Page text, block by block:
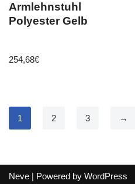
Armlehnstuhl
Polyester Gelb
254,68€
1 2 3 →
Neve | Powered by WordPress